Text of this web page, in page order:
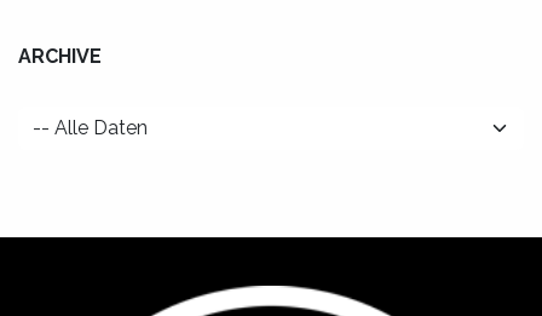
ARCHIVE